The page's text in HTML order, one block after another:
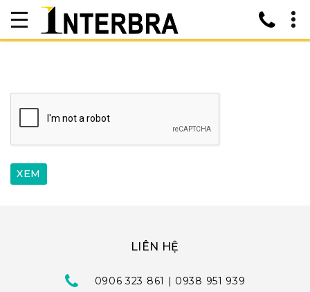
LIÊN HỆ
0906 323 861 | 0938 951 939